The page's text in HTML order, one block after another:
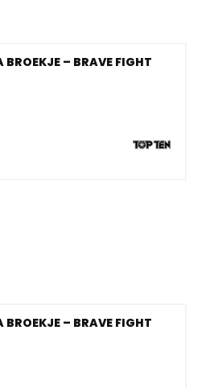
– BRAVE FIGHT
– BRAVE FIGHT